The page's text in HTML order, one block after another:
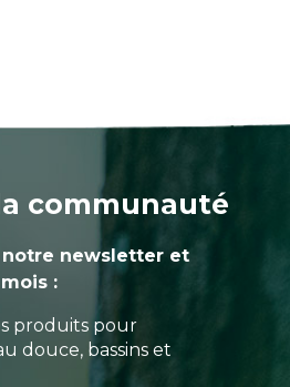
communauté
notre newsletter et
:
produits pour
douce, bassins et